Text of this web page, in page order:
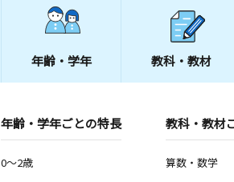
年齢・学年 教科・教材
年齢・学年ごとの特長
0～2歳
教科・教材
算数・数学